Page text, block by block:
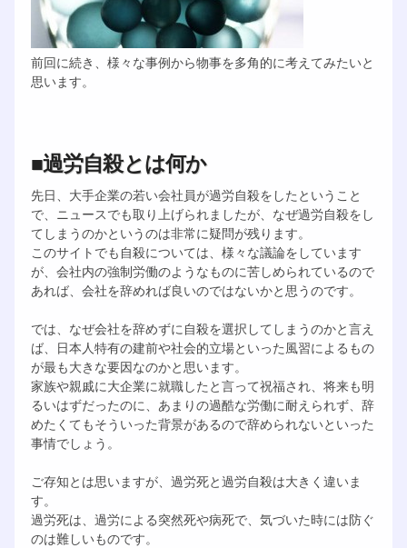
前回に続き、様々な事例から物事を多角的に考えてみたいと
思います。
■過労自殺とは何か
先日、大手企業の若い会社員が過労自殺をしたということ
で、ニュースでも取り上げられましたが、なぜ過労自殺をし
てしまうのかというのは非常に疑問が残ります。
このサイトでも自殺については、様々な議論をしています
が、会社内の強制労働のようなものに苦しめられているので
あれば、会社を辞めれば良いのではないかと思うのです。
では、なぜ会社を辞めずに自殺を選択してしまうのかと言え
ば、日本人特有の建前や社会的立場といった風習によるもの
が最も大きな要因なのかと思います。
家族や親戚に大企業に就職したと言って祝福され、将来も明
るいはずだったのに、あまりの過酷な労働に耐えられず、辞
めたくてもそういった背景があるので辞められないといった
事情でしょう。
ご存知とは思いますが、過労死と過労自殺は大きく違いま
す。
過労死は、過労による突然死や病死で、気づいた時には防ぐ
のは難しいものです。